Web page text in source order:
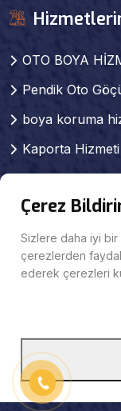
OTO BOYA
Pendik Oto
boya koruma
Kaporta Hizmeti
Pendik kaporta
Pendik Pasta
Pendik Oto
KAPORTA
Projeler
Çerez
Sizlere daha iyi bir
çerezlerden
ederek çerezleri